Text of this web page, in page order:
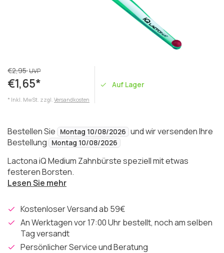
€2,95UVP
€1,65*
* Inkl. MwSt. zzgl. Versandkosten
Auf Lager
Bestellen Sie Montag 10/08/2026 und wir versenden Ihre
Bestellung
Montag 10/08/2026
Lactona iQ Medium Zahnbürste speziell mit etwas
festeren Borsten.
Lesen Sie mehr
Kostenloser Versand ab 59€
An Werktagen vor 17:00 Uhr bestellt, noch am selben
Tag versandt
Persönlicher Service und Beratung